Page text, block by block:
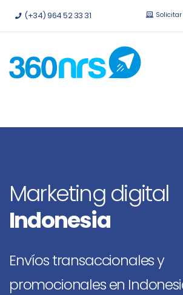
Pruébalo gratis sin compromiso. API e
(+34) 964 52 33 31 Solicitar
Marketing digital
Indonesia
Envíos transaccionales y
promocionales en